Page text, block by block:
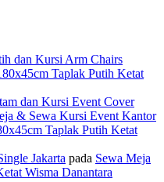
dan Kursi Arm Chairs
Taplak Putih Ketat
dan Kursi Event Cover
& Sewa Kursi Event Kantor
Taplak Putih Ketat
Jakarta pada Sewa Meja
Wisma Danantara